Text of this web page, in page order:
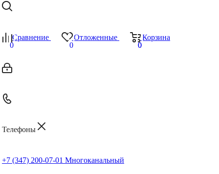
Сравнение
0
Отложенные
0
Корзина
0
0
Телефоны
+7 (347) 200-07-01 Многоканальный